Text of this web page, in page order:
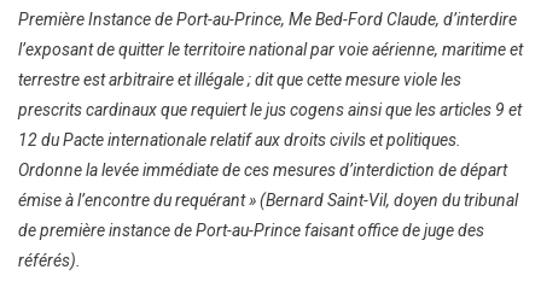
Première Instance de Port-au-Prince, Me Bed-Ford Claude, d’interdire
l’exposant de quitter le territoire national par voie aérienne, maritime et
terrestre est arbitraire et illégale ; dit que cette mesure viole les
prescrits cardinaux que requiert le jus cogens ainsi que les articles 9 et
12 du Pacte internationale relatif aux droits civils et politiques.
Ordonne la levée immédiate de ces mesures d’interdiction de départ
émise à l’encontre du requérant » (Bernard Saint-Vil, doyen du tribunal
de première instance de Port-au-Prince faisant office de juge des
référés).